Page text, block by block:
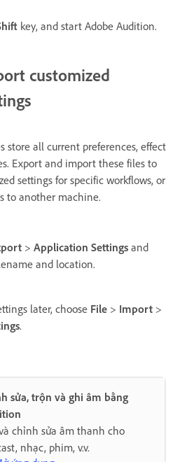
key, and start Adobe Audition.
customized
store all current preferences, effect
Export and import these files to
settings for specific workflows, or
to another machine.
> Application Settings and
and location.
later, choose File > Import >
.
sửa, trộn và ghi âm bằng
chỉnh sửa âm thanh cho
nhạc, phim, v.v.